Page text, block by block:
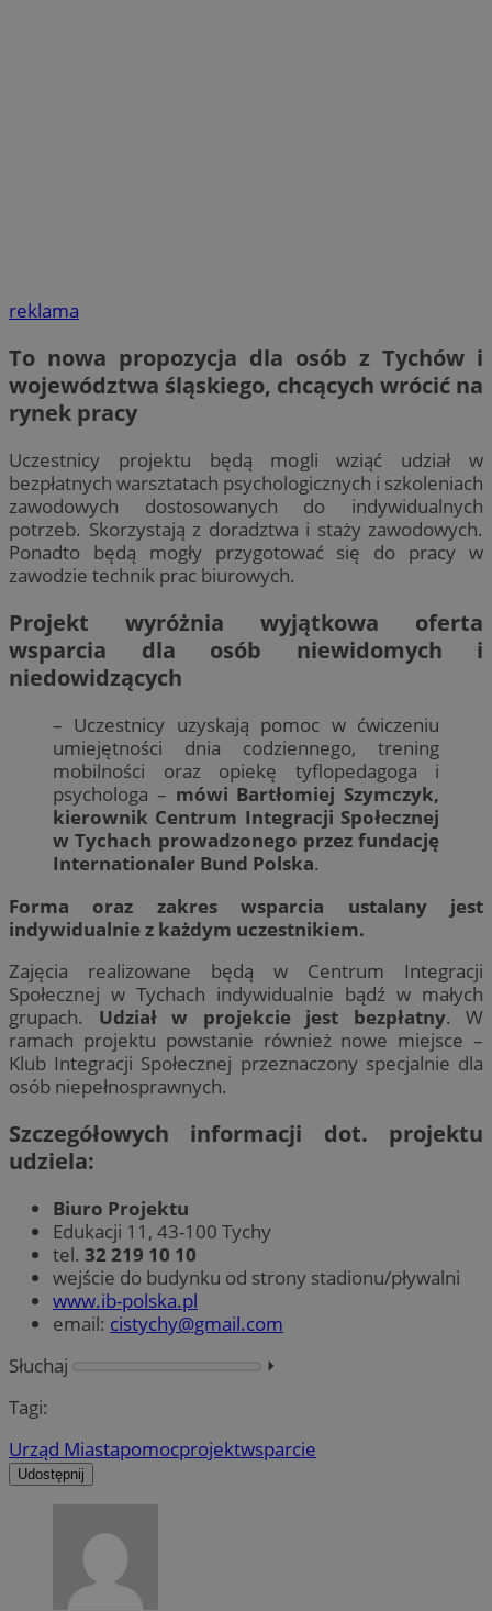
reklama
To nowa propozycja dla osób z Tychów i
województwa śląskiego, chcących wrócić na
rynek pracy
Uczestnicy projektu będą mogli wziąć udział w
bezpłatnych warsztatach psychologicznych i szkoleniach
zawodowych dostosowanych do indywidualnych
potrzeb. Skorzystają z doradztwa i staży zawodowych.
Ponadto będą mogły przygotować się do pracy w
zawodzie technik prac biurowych.
Projekt wyróżnia wyjątkowa oferta
wsparcia dla osób niewidomych i
niedowidzących
– Uczestnicy uzyskają pomoc w ćwiczeniu
umiejętności dnia codziennego, trening
mobilności oraz opiekę tyflopedagoga i
psychologa – mówi Bartłomiej Szymczyk,
kierownik Centrum Integracji Społecznej
w Tychach prowadzonego przez fundację
Internationaler Bund Polska.
Forma oraz zakres wsparcia ustalany jest
indywidualnie z każdym uczestnikiem.
Zajęcia realizowane będą w Centrum Integracji
Społecznej w Tychach indywidualnie bądź w małych
grupach. Udział w projekcie jest bezpłatny. W
ramach projektu powstanie również nowe miejsce –
Klub Integracji Społecznej przeznaczony specjalnie dla
osób niepełnosprawnych.
Szczegółowych informacji dot. projektu
udziela:
Biuro Projektu
Edukacji 11, 43-100 Tychy
tel. 32 219 10 10
wejście do budynku od strony stadionu/pływalni
www.ib-polska.pl
email: cistychy@gmail.com
Słuchaj
⏵︎
Tagi:
Urząd Miastapomocprojektwsparcie
Udostępnij